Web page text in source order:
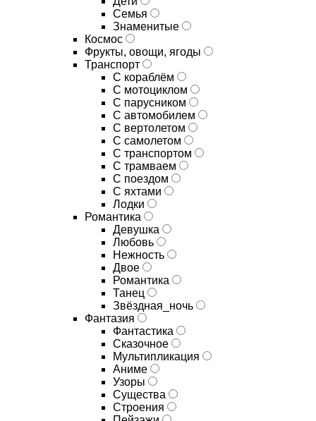
Семья
Знаменитые
Космос
Фрукты, овощи, ягоды
Транспорт
С кораблём
С мотоциклом
С парусником
С автомобилем
С вертолетом
С самолетом
С транспортом
С трамваем
С поездом
С яхтами
Лодки
Романтика
Девушка
Любовь
Нежность
Двое
Романтика
Танец
Звёздная_ночь
Фантазия
Фантастика
Сказочное
Мультипликация
Аниме
Узоры
Существа
Строения